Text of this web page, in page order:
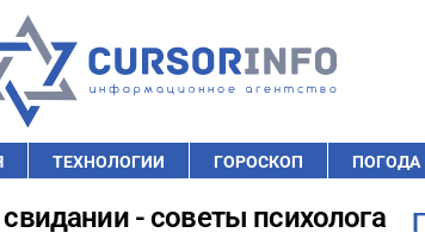
ТЕХНОЛОГИИ ГОРОСКОП ПОГОДА
- советы психолога